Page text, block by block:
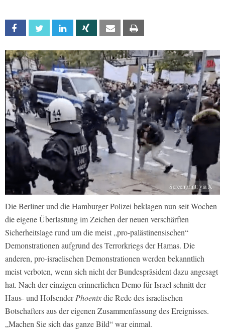
Facebook Twitter Linkedin Xing Email
Screenprint: via X
Die Berliner und die Hamburger Polizei beklagen nun seit Wochen
die eigene Überlastung im Zeichen der neuen verschärften
Sicherheitslage rund um die meist „pro-palästinensischen“
Demonstrationen aufgrund des Terrorkriegs der Hamas. Die
anderen, pro-israelischen Demonstrationen werden bekanntlich
meist verboten, wenn sich nicht der Bundespräsident dazu angesagt
hat. Nach der einzigen erinnerlichen Demo für Israel schnitt der
Haus- und HofsenderPhoenixdie Rede des israelischen
Botschafters aus der eigenen Zusammenfassung des Ereignisses.
„Machen Sie sich das ganze Bild“ war einmal.